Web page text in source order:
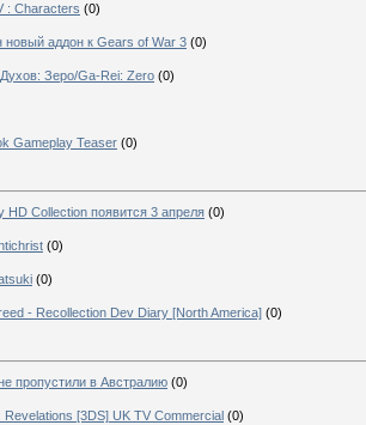
: Characters (0)
новый аддон к Gears of War 3 (0)
Зеро/Ga-Rei: Zero (0)
Gameplay Teaser (0)
HD Collection появится 3 апреля (0)
(0)
(0)
- Recollection Dev Diary [North America] (0)
пропустили в Австралию (0)
Revelations [3DS] UK TV Commercial (0)